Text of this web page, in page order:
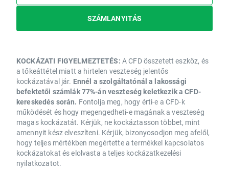
SZÁMLANYITÁS
KOCKÁZATI FIGYELMEZTETÉS: A CFD összetett eszköz, és
a tőkeáttétel miatt a hirtelen veszteség jelentős
kockázatával jár. Ennél a szolgáltatónál a lakossági
befektetői számlák 77%-án veszteség keletkezik a CFD-
kereskedés során. Fontolja meg, hogy érti-e a CFD-k
működését és hogy megengedheti-e magának a veszteség
magas kockázatát. Kérjük, ne kockáztasson többet, mint
amennyit kész elveszíteni. Kérjük, bizonyosodjon meg afelől,
hogy teljes mértékben megértette a termékkel kapcsolatos
kockázatokat és elolvasta a teljes kockázatkezelési
nyilatkozatot.